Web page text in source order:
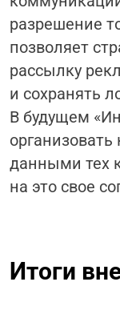
разрешение
позволяет
рассылку
и сохранять
В будущем
организовать
данными тех
на это свое
Итоги